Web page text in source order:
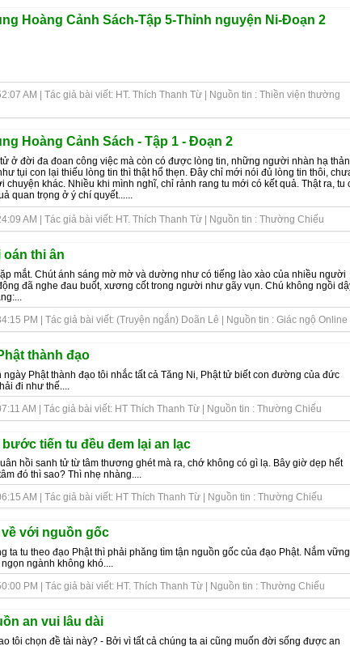
Hoàng Cảnh Sách-Tập 5-Thỉnh nguyện Ni-Đoạn 2
AM | Tác giả bài viết: HT. Thích Thanh Từ | Nguồn tin : Thiền viện thường
Hoàng Cảnh Sách - Tập 1 - Đoạn 2
ở đời đa đoan công việc mà còn có được lòng tin, những người nhàn hạ
tụi con lại thiếu lòng tin thì thật hổ thẹn. Đây chỉ mới nói đủ lòng tin thôi,
chuyện khác. Nhiều khi mình nghĩ, chỉ rảnh rang tu mới có kết quả. Thật ra, tu
quan trọng ở ý chí quyết......
AM | Tác giả bài viết: HT. Thích Thanh Từ | Nguồn tin : Thường Chiếu
oán thi ân
mắt. Chút ánh sáng mờ mờ và dường như có tiếng lào xào của nhiều người
đã nghe đau buốt, xương cốt trong người như gãy vụn. Chú không ngồi
PM | Tác giả bài viết: (Truyện ngắn) Doãn Lê | Nguồn tin : Giác ngộ Online
thành đạo
ngày Phật thành đạo tôi nhắc tất cả Tăng Ni, Phật tử biết con đường của đức
đi như thế....
AM | Tác giả bài viết: HT Thích Thanh Từ | Nguồn tin : Thường Chiếu
bước tiến tu đều đem lại an lạc
hồi sanh tử từ tâm thương ghét mà ra, chớ không có gì lạ. Bây giờ dẹp hết
đó thì sao? Thì nhẹ nhàng....
AM | Tác giả bài viết: HT Thích Thanh Từ | Nguồn tin : Thường Chiếu
với nguồn gốc
ta tu theo đạo Phật thì phải phăng tìm tận nguồn gốc của đạo Phật. Nắm vững
ngành không khó....
PM | Tác giả bài viết: HT. Thích Thanh Từ | Nguồn tin : Thường Chiếu
an vui lâu dài
tôi chọn đề tài này? - Bởi vì tất cả chúng ta ai cũng muốn đời sống được an